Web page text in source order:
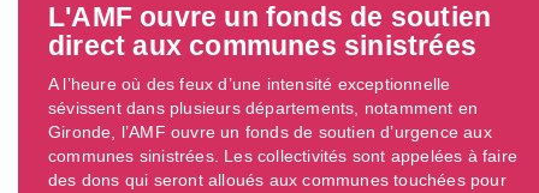
L'AMF ouvre un fonds de soutien
direct aux communes sinistrées
A l’heure où des feux d’une intensité exceptionnelle
sévissent dans plusieurs départements, notamment en
Gironde, l’AMF ouvre un fonds de soutien d’urgence aux
communes sinistrées. Les collectivités sont appelées à faire
des dons qui seront alloués aux communes touchées pour